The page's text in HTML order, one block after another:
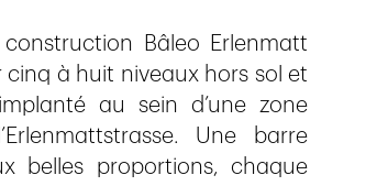
Bâleo Erlenmatt
cinq à huit niveaux hors sol et
au sein d’une zone
Une barre
belles proportions, chaque